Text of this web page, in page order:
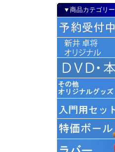
▼商品カテゴリー